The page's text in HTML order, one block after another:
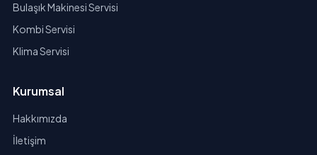
Bulaşık Makinesi Servisi
Kombi Servisi
Klima Servisi
Kurumsal
Hakkımızda
İletişim